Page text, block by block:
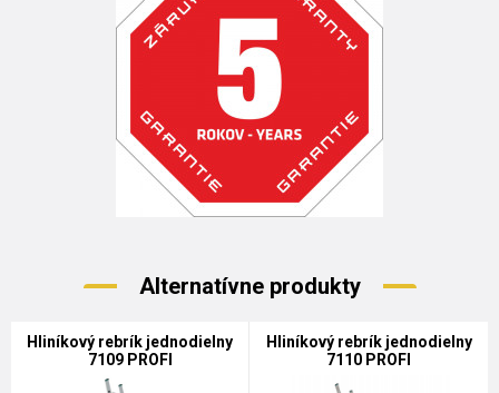
Alternatívne produkty
Hliníkový rebrík jednodielny
7109 PROFI
Hliníkový rebrík jednodielny
7110 PROFI